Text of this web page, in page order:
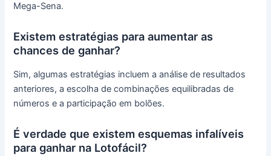
Mega-Sena.
Existem estratégias para aumentar as
chances de ganhar?
Sim, algumas estratégias incluem a análise de resultados
anteriores, a escolha de combinações equilibradas de
números e a participação em bolões.
É verdade que existem esquemas infalíveis
para ganhar na Lotofácil?